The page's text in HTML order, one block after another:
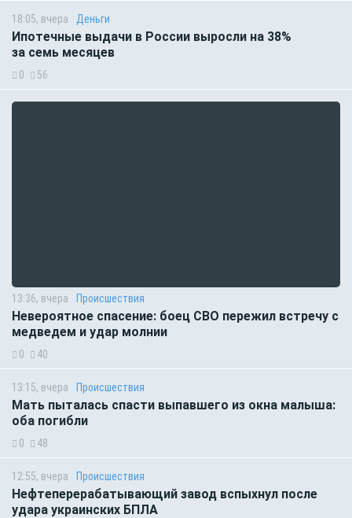
18:05, вчера Деньги
Ипотечные выдачи в России выросли на 38%
за семь месяцев
0 56
13:36, вчера Происшествия
Невероятное спасение: боец СВО пережил встречу с
медведем и удар молнии
0 40
13:15, вчера Происшествия
Мать пыталась спасти выпавшего из окна малыша:
оба погибли
0 48
12:55, вчера Происшествия
Нефтеперерабатывающий завод вспыхнул после
удара украинских БПЛА